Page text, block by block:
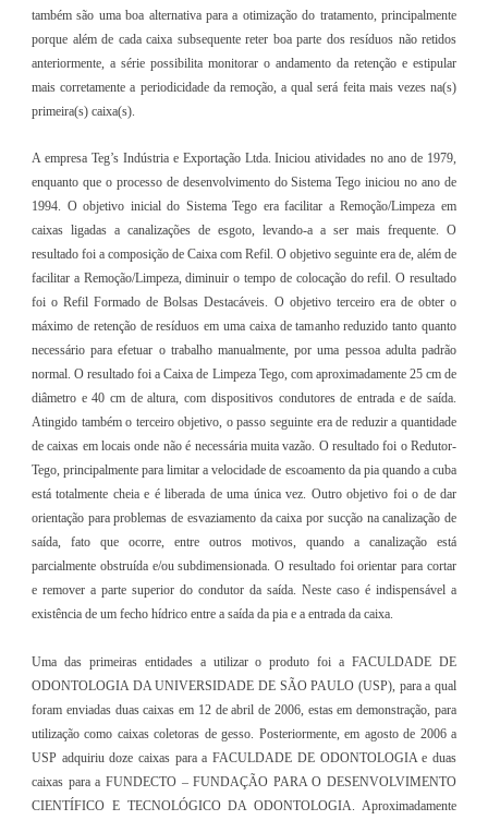
também são uma boa alternativa para a otimização do tratamento, principalmente
porque além de cada caixa subsequente reter boa parte dos resíduos não retidos
anteriormente, a série possibilita monitorar o andamento da retenção e estipular
mais corretamente a periodicidade da remoção, a qual será feita mais vezes na(s)
primeira(s) caixa(s).
A empresa Teg’s Indústria e Exportação Ltda. Iniciou atividades no ano de 1979,
enquanto que o processo de desenvolvimento do Sistema Tego iniciou no ano de
1994. O objetivo inicial do Sistema Tego era facilitar a Remoção/Limpeza em
caixas ligadas a canalizações de esgoto, levando-a a ser mais frequente. O
resultado foi a composição de Caixa com Refil. O objetivo seguinte era de, além de
facilitar a Remoção/Limpeza, diminuir o tempo de colocação do refil. O resultado
foi o Refil Formado de Bolsas Destacáveis. O objetivo terceiro era de obter o
máximo de retenção de resíduos em uma caixa de tamanho reduzido tanto quanto
necessário para efetuar o trabalho manualmente, por uma pessoa adulta padrão
normal. O resultado foi a Caixa de Limpeza Tego, com aproximadamente 25 cm de
diâmetro e 40 cm de altura, com dispositivos condutores de entrada e de saída.
Atingido também o terceiro objetivo, o passo seguinte era de reduzir a quantidade
de caixas em locais onde não é necessária muita vazão. O resultado foi o Redutor-
Tego, principalmente para limitar a velocidade de escoamento da pia quando a cuba
está totalmente cheia e é liberada de uma única vez. Outro objetivo foi o de dar
orientação para problemas de esvaziamento da caixa por sucção na canalização de
saída, fato que ocorre, entre outros motivos, quando a canalização está
parcialmente obstruída e/ou subdimensionada. O resultado foi orientar para cortar
e remover a parte superior do condutor da saída. Neste caso é indispensável a
existência de um fecho hídrico entre a saída da pia e a entrada da caixa.
Uma das primeiras entidades a utilizar o produto foi a FACULDADE DE
ODONTOLOGIA DA UNIVERSIDADE DE SÃO PAULO (USP), para a qual
foram enviadas duas caixas em 12 de abril de 2006, estas em demonstração, para
utilização como caixas coletoras de gesso. Posteriormente, em agosto de 2006 a
USP adquiriu doze caixas para a FACULDADE DE ODONTOLOGIA e duas
caixas para a FUNDECTO – FUNDAÇÃO PARA O DESENVOLVIMENTO
CIENTÍFICO E TECNOLÓGICO DA ODONTOLOGIA. Aproximadamente